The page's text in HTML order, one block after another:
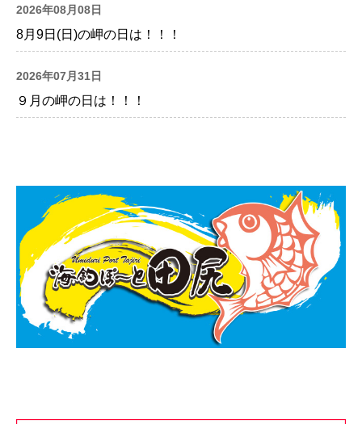
2026年08月08日
8月9日(日)の岬の日は！！！
2026年07月31日
９月の岬の日は！！！